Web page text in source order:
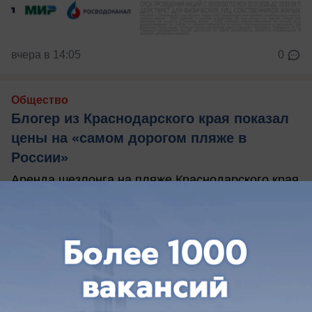
вчера в 14:05 0
Общество
Блогер из Краснодарского края показал
цены на «самом дорогом пляже в
России»
Аренда шезлонга на пляже Краснодарского края